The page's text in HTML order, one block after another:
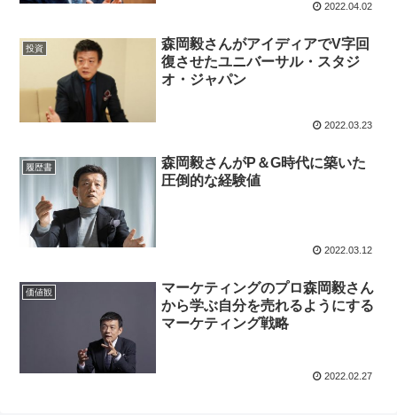
2022.04.02
投資
森岡毅さんがアイディアでV字回
復させたユニバーサル・スタジ
オ・ジャパン
2022.03.23
履歴書
森岡毅さんがP＆G時代に築いた
圧倒的な経験値
2022.03.12
価値観
マーケティングのプロ森岡毅さん
から学ぶ自分を売れるようにする
マーケティング戦略
2022.02.27